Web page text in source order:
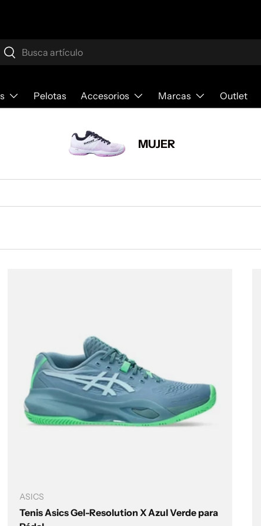
Buscar
Pelotas Accesorios Marcas Outlet
MUJER
ASICS
Tenis Asics Gel-Resolution X Azul Verde para